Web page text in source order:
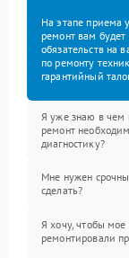
На этапе приема
ремонт вам будет
обязательств на
по ремонту
гарантийный
Я уже знаю в чем
ремонт
диагностику?
Мне нужен
сделать?
Я хочу, чтобы мое
ремонтировали